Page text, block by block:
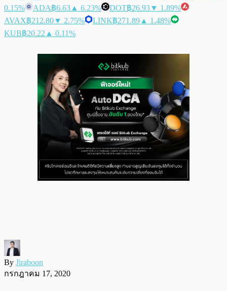
0.15%
ADA฿6.63 ▲ 6.23% DOT฿26.93▼ 1.89%
AVAX฿212.80▼ 2.75% LINK฿271.89 ▲ 1.48%
KUB฿20.22 ▲ 0.11%
By Jiraboon
กรกฎาคม 17, 2020